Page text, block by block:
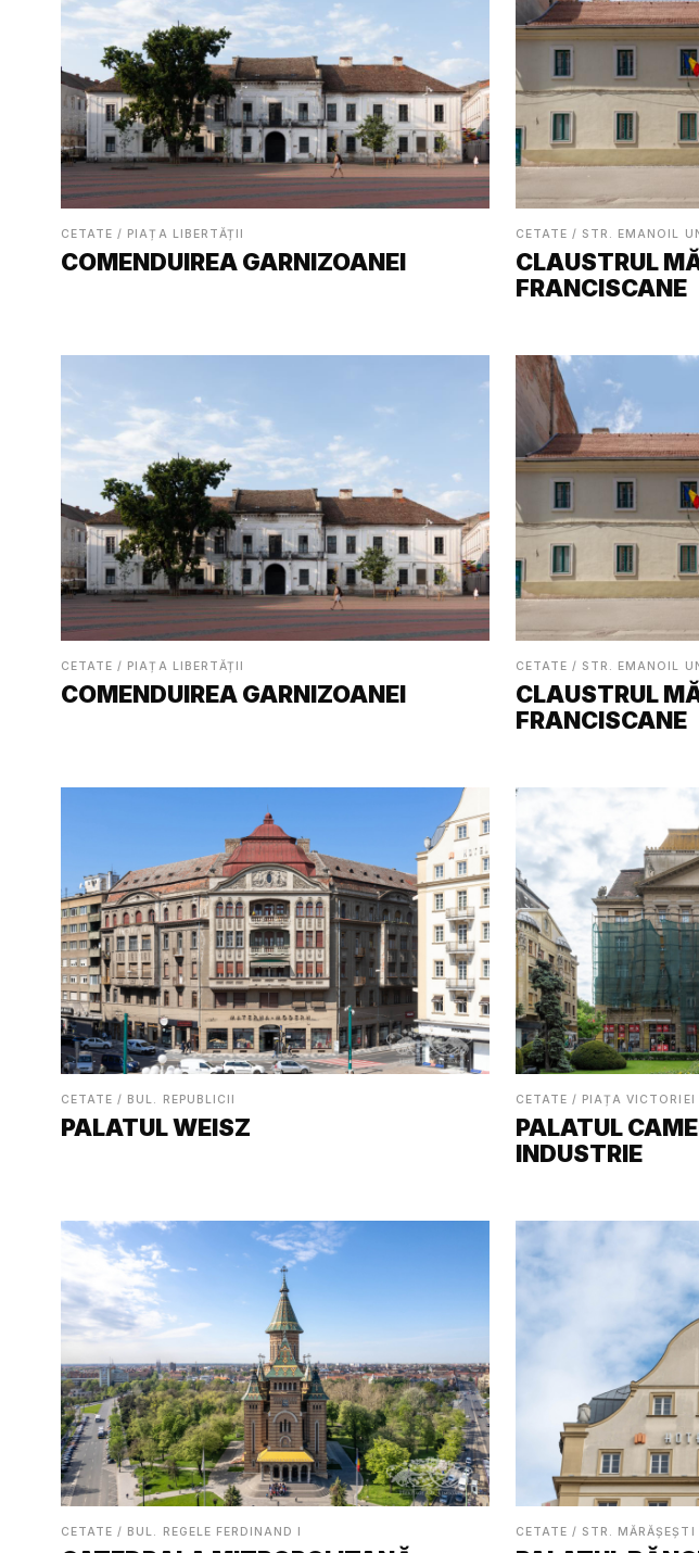
CETATE / PIAȚA LIBERTĂȚII
COMENDUIREA GARNIZOANEI
CETATE / STR. EMANOIL
CLAUSTRUL
FRANCISCANE
CETATE / PIAȚA LIBERTĂȚII
COMENDUIREA GARNIZOANEI
CETATE / STR. EMANOIL
CLAUSTRUL
FRANCISCANE
CETATE / BUL. REPUBLICII
PALATUL WEISZ
CETATE / PIAȚA VICTORIEI
PALATUL
INDUSTRIE
CETATE / BUL. REGELE FERDINAND I CETATE / STR. MĂRĂȘEȘTI